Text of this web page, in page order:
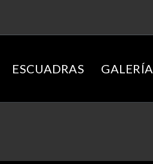
ESCUADRAS GALERÍA